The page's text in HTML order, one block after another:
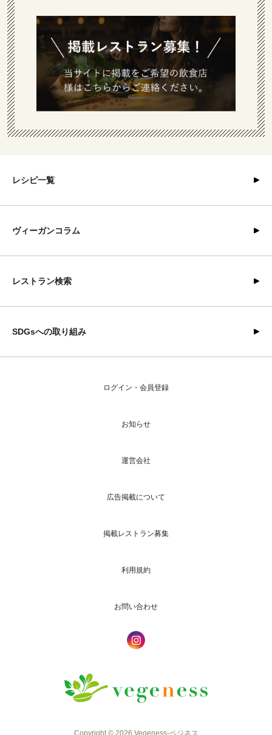
レシピ一覧
ヴィーガンコラム
レストラン検索
SDGsへの取り組み
ログイン・会員登録
お知らせ
運営会社
広告掲載について
掲載レストラン募集
利用規約
お問い合わせ
Copyright © 2026 Vegeness-ベジネス